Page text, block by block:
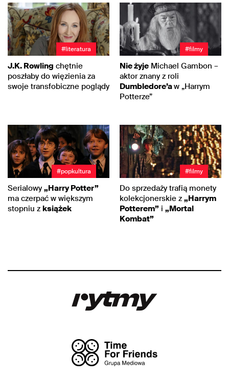
#literatura
J.K. Rowling chętnie
poszłaby do więzienia za
swoje transfobiczne poglądy
#filmy
Nie żyje Michael Gambon –
aktor znany z roli
Dumbledore’aw „Harrym
Potterze”
#popkultura
Serialowy „Harry Potter”
ma czerpać w większym
stopniu z książek
#filmy
Do sprzedaży trafią monety
kolekcjonerskie z „Harrym
Potterem” i „Mortal
Kombat”